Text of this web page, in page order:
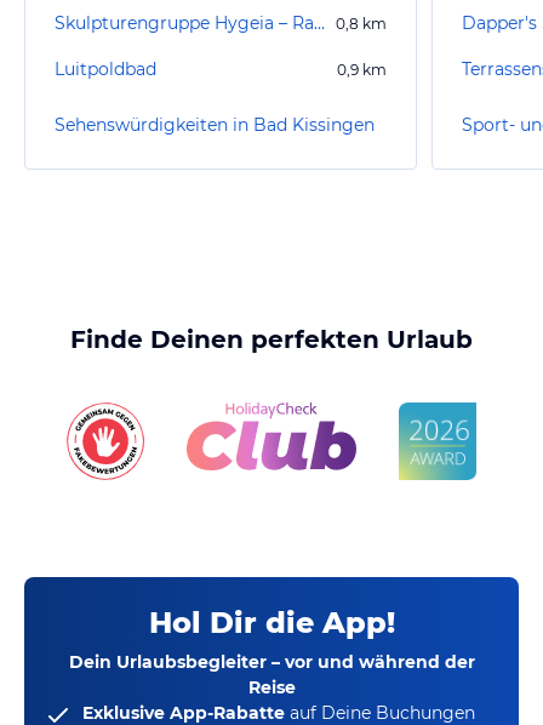
Skulpturengruppe Hygeia – Rakoczy - Pandur 0,8 km
Luitpoldbad 0,9 km
Sehenswürdigkeiten in Bad Kissingen
Dapper's
Finde Deinen perfekten Urlaub
Hol Dir die App!
Dein Urlaubsbegleiter – vor und während der
Reise
Exklusive App-Rabatte auf Deine Buchungen